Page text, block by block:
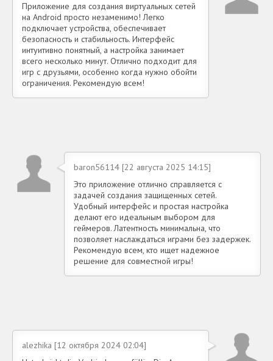
Приложение для создания виртуальных сетей
на Android просто незаменимо! Легко
подключает устройства, обеспечивает
безопасность и стабильность. Интерфейс
интуитивно понятный, а настройка занимает
всего несколько минут. Отлично подходит для
игр с друзьями, особенно когда нужно обойти
ограничения. Рекомендую всем!
baron56114 [22 августа 2025 14:15]
Это приложение отлично справляется с
задачей создания защищенных сетей.
Удобный интерфейс и простая настройка
делают его идеальным выбором для
геймеров. Латентность минимальна, что
позволяет наслаждаться играми без задержек.
Рекомендую всем, кто ищет надежное
решение для совместной игры!
alezhika [12 октября 2024 02:04]